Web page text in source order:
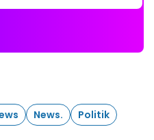
News. Politik